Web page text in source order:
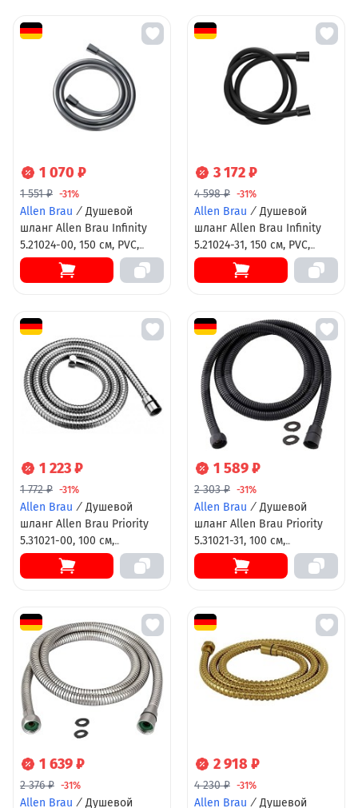
1 070 ₽
1 551 ₽ -31%
Allen Brau / Душевой
шланг Allen Brau Infinity
5.21024-00, 150 см, PVC,
антиперекручивание, хром
3 172 ₽
4 598 ₽ -31%
Allen Brau / Душевой
шланг Allen Brau Infinity
5.21024-31, 150 см, PVC,
антиперекручивание,
черный матовый
1 223 ₽
1 772 ₽ -31%
Allen Brau / Душевой
шланг Allen Brau Priority
5.31021-00, 100 см,
стальной,
антиперекручивание, хром
1 589 ₽
2 303 ₽ -31%
Allen Brau / Душевой
шланг Allen Brau Priority
5.31021-31, 100 см,
стальной,
антиперекручивание,
1 639 ₽
2 376 ₽ -31%
Allen Brau / Душевой
2 918 ₽
4 230 ₽ -31%
Allen Brau / Душевой